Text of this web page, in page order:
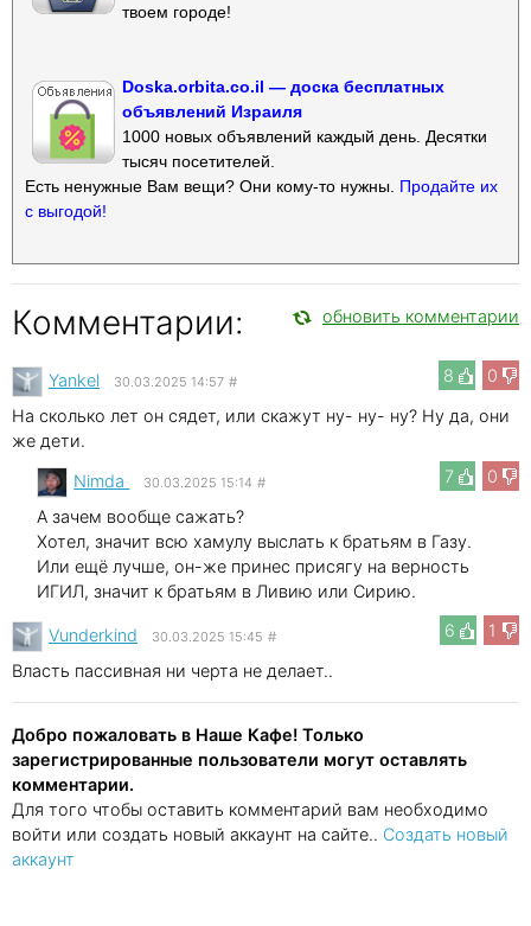
твоем городе!
Doska.orbita.co.il — доска бесплатных
объявлений Израиля
1000 новых объявлений каждый день. Десятки
тысяч посетителей.
Есть ненужные Вам вещи? Они кому-то нужны. Продайте их
с выгодой!
Комментарии: обновить комментарии
8 0
Yankel 30.03.2025 14:57 #
На сколько лет он сядет, или скажут ну- ну- ну? Ну да, они
же дети.
7
0
Nimda 30.03.2025 15:14 #
А зачем вообще сажать?
Хотел, значит всю хамулу выслать к братьям в Газу.
Или ещё лучше, он-же принес присягу на верность
ИГИЛ, значит к братьям в Ливию или Сирию.
6
1
Vunderkind 30.03.2025 15:45 #
Власть пассивная ни черта не делает..
Добро пожаловать в Наше Кафе! Только
зарегистрированные пользователи могут оставлять
комментарии.
Для того чтобы оставить комментарий вам необходимо
войти или создать новый аккаунт на сайте.. Создать новый
аккаунт